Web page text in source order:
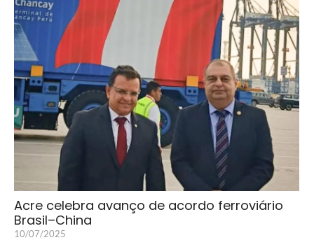
Acre celebra avanço de acordo ferroviário
Brasil–China
10/07/2025